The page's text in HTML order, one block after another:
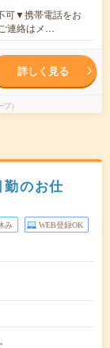
可▼携帯電話をお
連絡はメ…
詳しく見る
）
のお仕
み WEB登録OK